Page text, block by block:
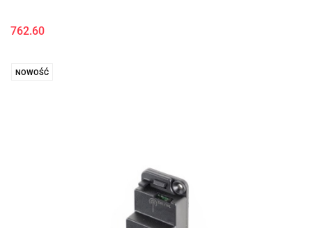
762.60
NOWOŚĆ